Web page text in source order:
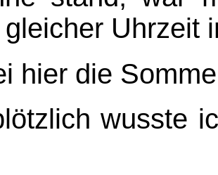
Uhrzeit
hier die
wusste